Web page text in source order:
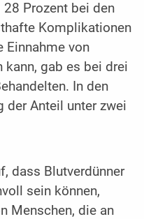
28 Prozent bei den
Komplikationen
Einnahme von
kann, gab es bei drei
In den
der Anteil unter zwei
dass Blutverdünner
sein können,
Menschen, die an